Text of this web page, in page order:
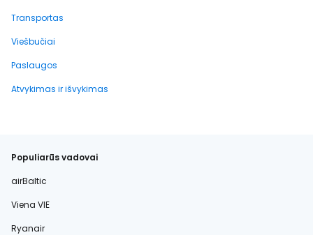
Transportas
Viešbučiai
Paslaugos
Atvykimas ir išvykimas
Populiarūs vadovai
airBaltic
Viena VIE
Ryanair